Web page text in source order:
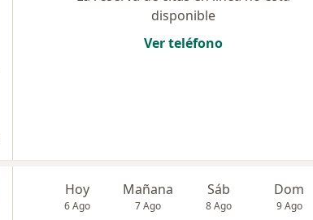
disponible
Ver teléfono
Hoy
6 Ago
Mañana
7 Ago
Sáb
8 Ago
Dom
9 Ago